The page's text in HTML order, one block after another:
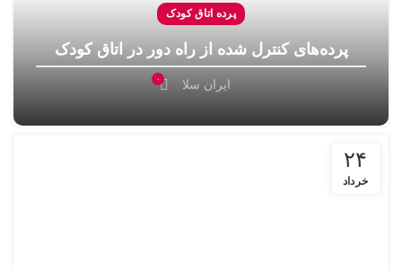
پرده اتاق کودک
پرده‌های کنترل شده از راه دور در اتاق کودک
ایران سلا ۰
۲۴
خرداد